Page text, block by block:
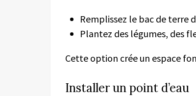
Remplissez le bac de terre
Plantez des légumes, des
Cette option crée un espace
Installer un point d’eau